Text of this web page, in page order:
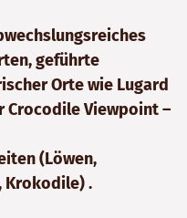
geführte
Orte wie Lugard
Crocodile Viewpoint –
(Löwen,
Krokodile) .